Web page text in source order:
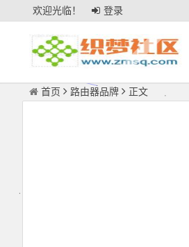
欢迎光临！ 登录
首页 路由器品牌 正文